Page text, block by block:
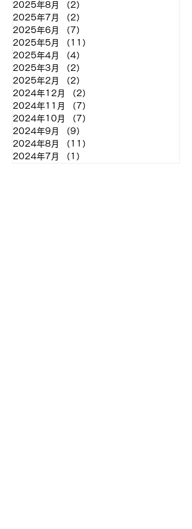
2025年8月
（2）
2025年7月
（2）
2025年6月
（7）
2025年5月
（11）
2025年4月
（4）
2025年3月
（2）
2025年2月
（2）
2024年12月
（2）
2024年11月
（7）
2024年10月
（7）
2024年9月
（9）
2024年8月
（11）
2024年7月
（1）